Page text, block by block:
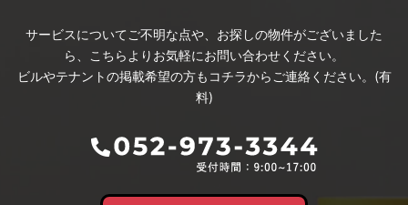
サービスについてご不明な点や、お探しの物件がございました
ら、こちらよりお気軽にお問い合わせください。
ビルやテナントの掲載希望の方もコチラからご連絡ください。(有
料)